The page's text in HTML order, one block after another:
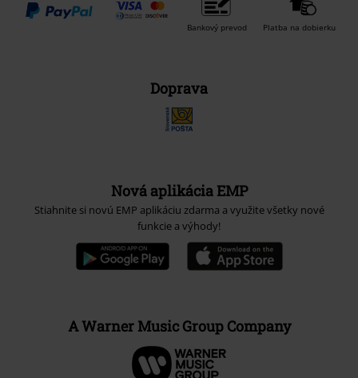
Bankový prevod Platba na dobierku
Doprava
Nová aplikácia EMP
Stiahnite si novú EMP aplikáciu zdarma a využite všetky nové
funkcie a výhody!
A Warner Music Group Company